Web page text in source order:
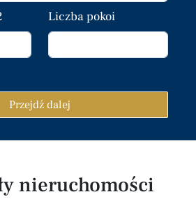
Liczba pokoi
Przejdź dalej
nieruchomości